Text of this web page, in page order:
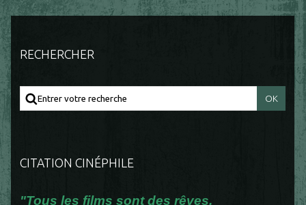
RECHERCHER
CITATION CINÉPHILE
"Tous les films sont des rêves.